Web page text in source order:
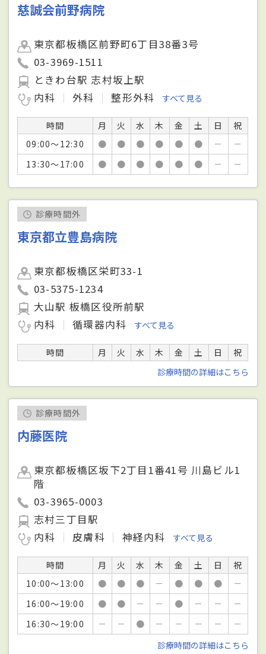
慈誠会前野病院
東京都板橋区前野町6丁目38番3号
03-3969-1511
ときわ台駅 志村坂上駅
内科
外科 整形外科 すべて見る
時間 月 火 水 木 金 土 日
祝
09:00～12:30
● ● ● ● ● ● －
－
13:30～17:00
● ● ● ● ● ● － －
診療時間外
東京都立豊島病院
東京都板橋区栄町33-1
03-5375-1234
大山駅 板橋区役所前駅
内科
循環器内科 すべて見る
時間 月 火 水 木 金 土 日
祝
診療時間の詳細はこちら
診療時間外
内藤医院
東京都板橋区坂下2丁目1番41号 川島ビル1
階
03-3965-0003
志村三丁目駅
内科
皮膚科 神経内科 すべて見る
時間 月 火 水 木 金 土 日
祝
10:00～13:00
● ● ● － ● ● ●
－
16:00～19:00
● ● － － ● － －
－
16:30～19:00
－ － ● － － － －
－
診療時間の詳細はこちら